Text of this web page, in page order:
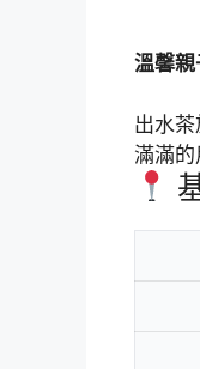
溫馨
出水
滿滿